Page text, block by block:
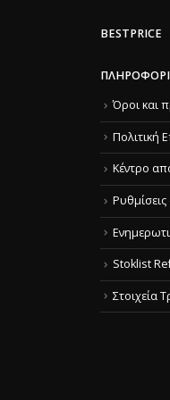
BESTPRICE
Όροι και
Πολιτική
Κέντρο
Stoklist
Στοιχεία